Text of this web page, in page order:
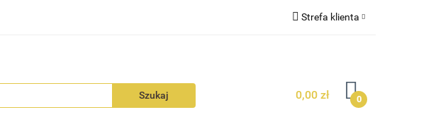
Strefa klienta
Dodaj zgłoszenie
0,00 zł 0